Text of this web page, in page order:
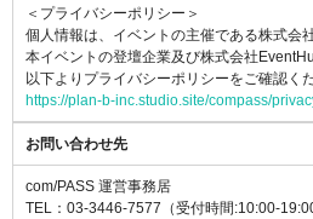
＜プライバシーポリシー＞
個人情報は、イベントの主催である株式会
本イベントの登壇企業及び株式会社
以下よりプライバシーポリシーをご確認くだ
https://plan-b-inc.studio.site/compass/
お問い合わせ先
com/PASS 運営事務居
TEL：03-3446-7577（受付時間:10:00-